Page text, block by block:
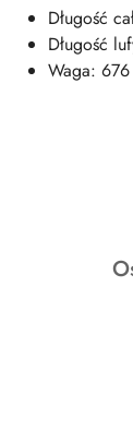
Długość
Długość
Waga:
Pomiń